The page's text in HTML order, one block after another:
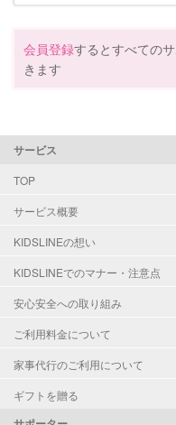
会員登録するとすべての
きます
サービス
TOP
サービス概要
KIDSLINEの想い
KIDSLINEでのマナー・注意点
安心安全への取り組み
ご利用料金について
家事代行のご利用について
ギフトを贈る